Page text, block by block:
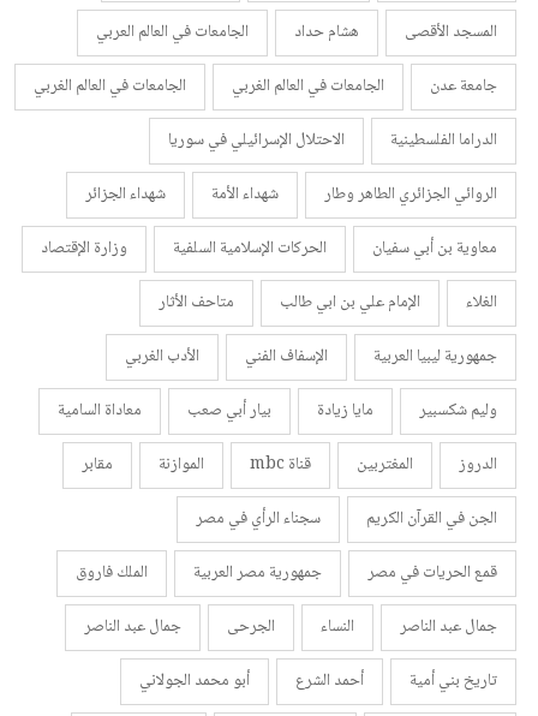
المسجد الأقصى
هشام حداد
الجامعات في العالم العربي
جامعة عدن
الجامعات في العالم الغربي
الجامعات في العالم الغربي
الدراما الفلسطينية
الاحتلال الإسرائيلي في سوريا
الروائي الجزائري الطاهر وطار
شهداء الأمة
شهداء الجزائر
معاوية بن أبي سفيان
الحركات الإسلامية السلفية
وزارة الإقتصاد
الغلاء
الإمام علي بن ابي طالب
متاحف الأثار
جمهورية ليبيا العربية
الإسفاف الفني
الأدب الغربي
وليم شكسبير
مايا زيادة بيار أبي صعب
معاداة السامية
الدروز
المغتربين قناة mbc الموازنة
مقابر
الجن في القرآن الكريم
سجناء الرأي في مصر
قمع الحريات في مصر
جمهورية مصر العربية
الملك فاروق
جمال عبد الناصر
النساء الجرحى
جمال عبد الناصر
تاريخ بني أمية
أحمد الشرع
أبو محمد الجولاني